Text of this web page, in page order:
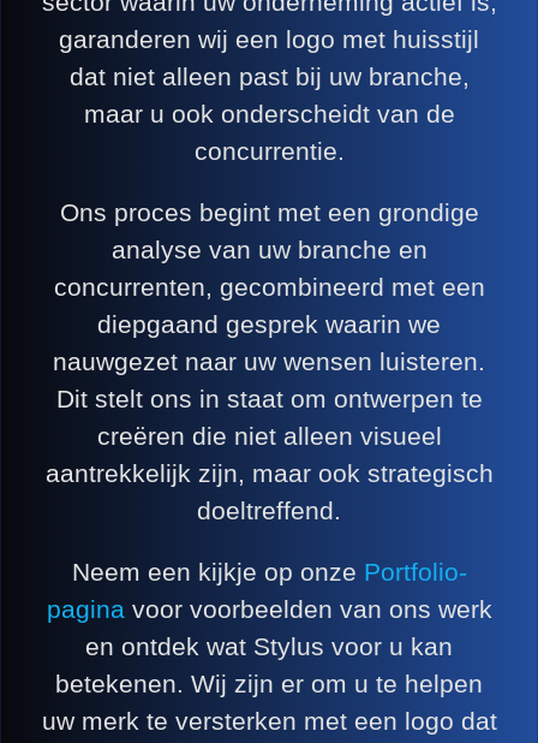
garanderen wij een logo met huisstijl
dat niet alleen past bij uw branche,
maar u ook onderscheidt van de
concurrentie.
Ons proces begint met een grondige
analyse van uw branche en
concurrenten, gecombineerd met een
diepgaand gesprek waarin we
nauwgezet naar uw wensen luisteren.
Dit stelt ons in staat om ontwerpen te
creëren die niet alleen visueel
aantrekkelijk zijn, maar ook strategisch
doeltreffend.
Neem een kijkje op onze Portfolio-
paginavoor voorbeelden van ons werk
en ontdek wat Stylus voor u kan
betekenen. Wij zijn er om u te helpen
uw merk te versterken met een logo dat